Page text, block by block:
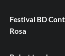
Festival BD
Rosa